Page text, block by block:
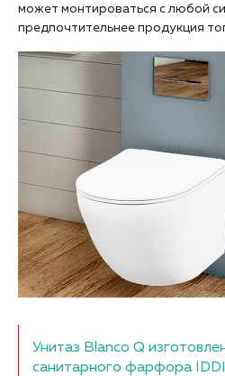
может монтироваться с любой
предпочтительнее продукция
Унитаз Blanco Q
санитарного фарфора